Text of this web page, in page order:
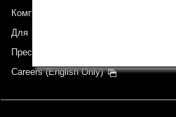
Компании группы
Для инвесторов
Пресс-релизы
Careers (English Only)